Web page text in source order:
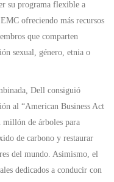
su programa flexible a
ofreciendo más recursos
que comparten
sexual, género, etnia o
Dell consiguió
al “American Business Act
millón de árboles para
de carbono y restaurar
del mundo. Asimismo, el
dedicados a conducir con